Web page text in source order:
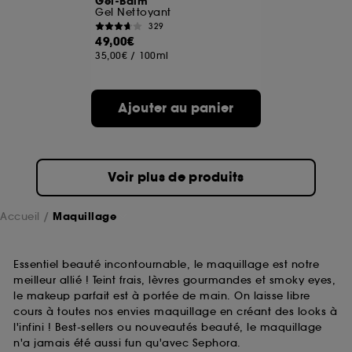
Gel Nettoyant
329
49,00€
35,00€ / 100ml
Ajouter au panier
Voir plus de produits
Accueil Maquillage
Essentiel beauté incontournable, le maquillage est notre
meilleur allié ! Teint frais, lèvres gourmandes et smoky eyes,
le makeup parfait est à portée de main. On laisse libre
cours à toutes nos envies maquillage en créant des looks à
l'infini ! Best-sellers ou nouveautés beauté, le maquillage
n'a jamais été aussi fun qu'avec Sephora.
A l'exception des cookies techniques, le dépôt et la
lecture de ces traceurs requiert votre accord. Vous
pouvez personnaliser vos choix concernant le dépôt
choix" ci-dessous ou décider de "tout accepter".
Sephora pourra associer les informations de
navigation collectées par ces Cookies, pour les
sur "continuer sans accepter". Voous pouvez à tout
moment choisir de retirer votrte consentement. Si vous
souhaitez obtenir plus d'information sur les cookies